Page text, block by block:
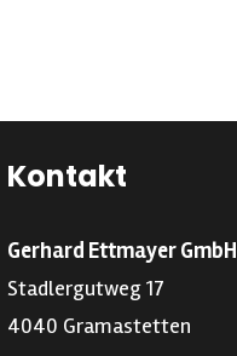
Kontakt
Gerhard Ettmayer GmbH
Stadlergutweg 17
4040 Gramastetten